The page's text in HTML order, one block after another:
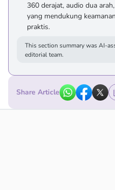
360 derajat, audio dua
yang mendukung
praktis.
This section summary was AI-
editorial team.
Share Article